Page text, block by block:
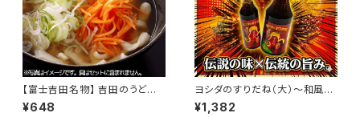
【富士吉田名物】 吉田のうどん
3人前（つゆ付き） 万能調味料
一味 七味 辛味 ギフト グルメ お
¥648
ヨシダのすりだね（大）〜和風旨
辛万能調味料〜｜ヨシダソース
と無添加すりだねのコラボ｜お
¥1,382